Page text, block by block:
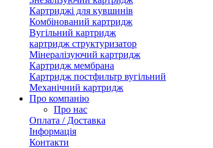
Картриджі для кувшинів
Комбінований картридж
Вугільний картридж
картридж структуризатор
Мінералізуючий картридж
Картридж мембрана
Картридж постфильтр вугільний
Механічний картридж
Про компанію
Про нас
Оплата / Доставка
Інформація
Контакти